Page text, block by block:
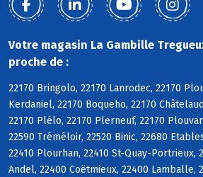
Votre magasin La Gambille
proche de :
22170 Bringolo, 22170 Lanrodec, 22170
Kerdaniel, 22170 Boqueho, 22170
22170 Plélo, 22170 Plerneuf, 22170
22590 Tréméloir, 22520 Binic, 22680
22410 Plourhan, 22410 St-Quay-Portrieux,
Andel, 22400 Coëtmieux, 22400 Lamballe,